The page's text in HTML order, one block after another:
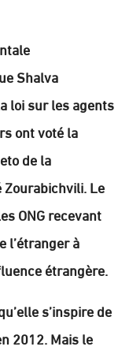
Shalva
loi sur les agents
ont voté la
de la
Le
ONG recevant
l’étranger à
étrangère.
s’inspire de
2012. Mais le